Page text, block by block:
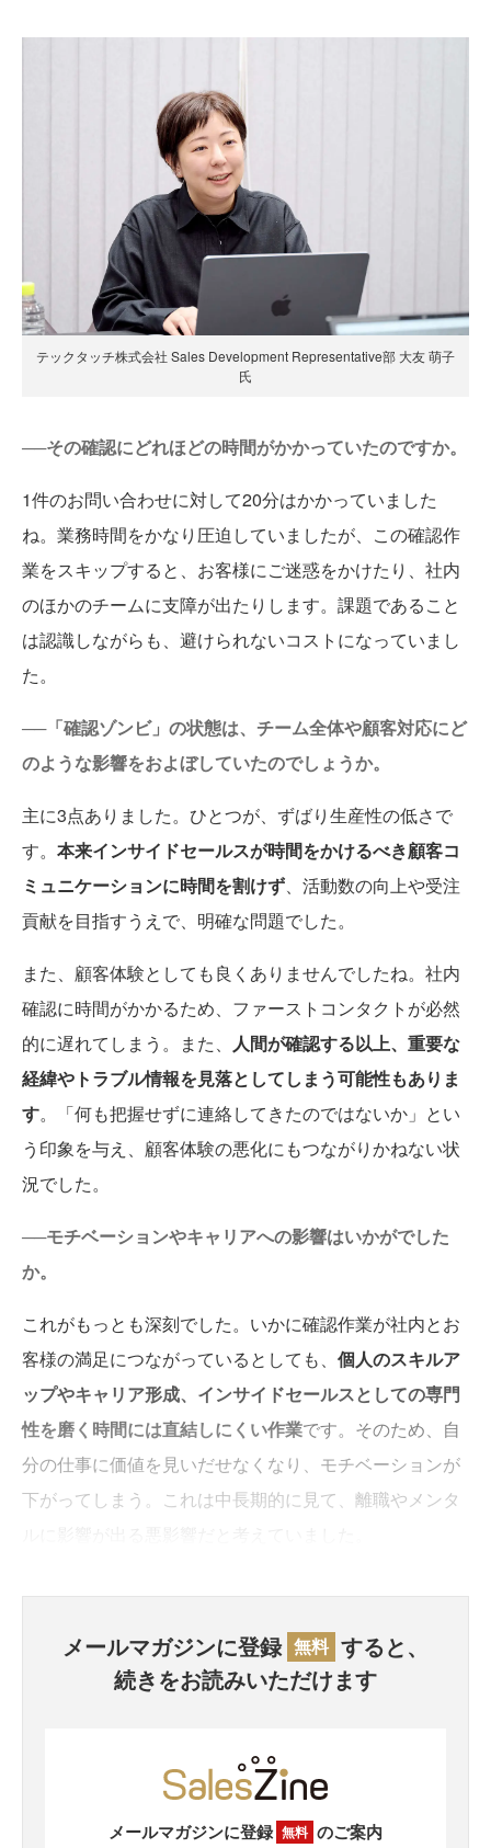
テックタッチ株式会社 Sales Development Representative部 大友 萌子
氏
──その確認にどれほどの時間がかかっていたのですか。
1件のお問い合わせに対して20分はかかっていました
ね。業務時間をかなり圧迫していましたが、この確認作
業をスキップすると、お客様にご迷惑をかけたり、社内
のほかのチームに支障が出たりします。課題であること
は認識しながらも、避けられないコストになっていまし
た。
──「確認ゾンビ」の状態は、チーム全体や顧客対応にど
のような影響をおよぼしていたのでしょうか。
主に3点ありました。ひとつが、ずばり生産性の低さで
す。 本来インサイドセールスが時間をかけるべき顧客コ
ミュニケーションに時間を割けず、活動数の向上や受注
貢献を目指すうえで、明確な問題でした。
また、顧客体験としても良くありませんでしたね。社内
確認に時間がかかるため、ファーストコンタクトが必然
的に遅れてしまう。また、 人間が確認する以上、重要な
経緯やトラブル情報を見落としてしまう可能性もありま
す。「何も把握せずに連絡してきたのではないか」とい
う印象を与え、顧客体験の悪化にもつながりかねない状
況でした。
──モチベーションやキャリアへの影響はいかがでした
か。
これがもっとも深刻でした。いかに確認作業が社内とお
客様の満足につながっているとしても、 個人のスキルア
ップやキャリア形成、インサイドセールスとしての専門
性を磨く時間には直結しにくい作業です。そのため、自
分の仕事に価値を見いだせなくなり、モチベーションが
下がってしまう。これは中長期的に見て、離職やメンタ
メールマガジンに登録 無料 すると、
続きをお読みいただけます
メールマガジンに登録 無料 のご案内